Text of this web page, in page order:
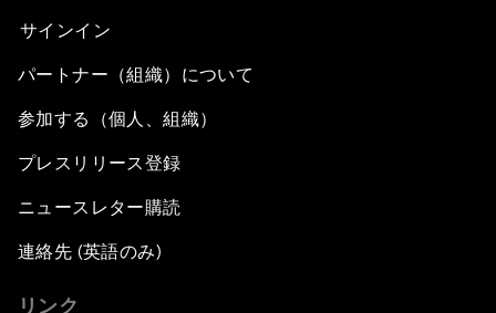
サインイン
パートナー（組織）について
参加する（個人、組織）
プレスリリース登録
ニュースレター購読
連絡先 (英語のみ)
リンク